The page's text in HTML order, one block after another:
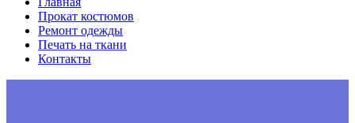
Прокат костюмов
Ремонт одежды
Печать на ткани
Контакты